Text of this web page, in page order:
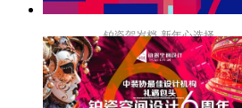
铂瓷贺岁档-新年心选择